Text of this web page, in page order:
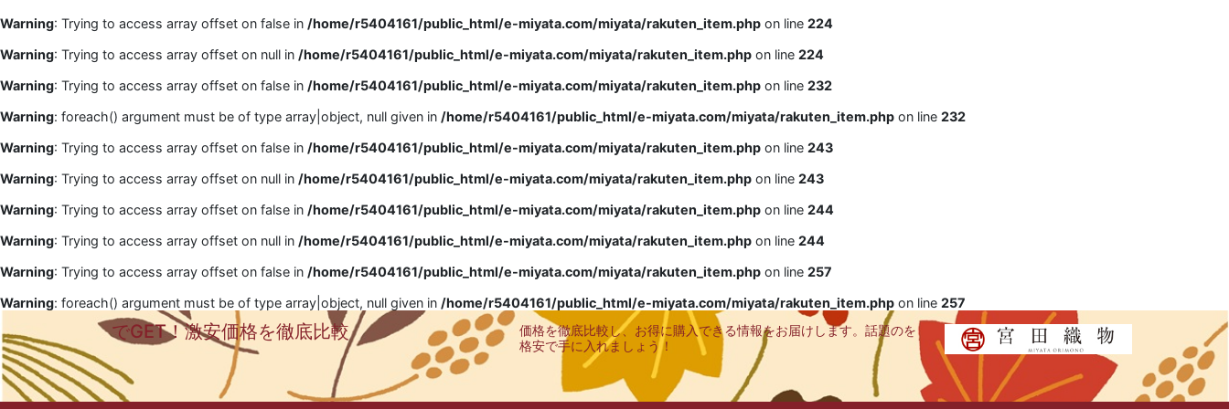
Warning: Trying to access array offset on false in /home/r5404161/public_html/e-miyata.com/miyata/rakuten_item.php on line 224
Warning: Trying to access array offset on null in /home/r5404161/public_html/e-miyata.com/miyata/rakuten_item.php on line 224
Warning: Trying to access array offset on false in /home/r5404161/public_html/e-miyata.com/miyata/rakuten_item.php on line 232
Warning: foreach() argument must be of type array|object, null given in /home/r5404161/public_html/e-miyata.com/miyata/rakuten_item.php on line 232
Warning: Trying to access array offset on false in /home/r5404161/public_html/e-miyata.com/miyata/rakuten_item.php on line 243
Warning: Trying to access array offset on null in /home/r5404161/public_html/e-miyata.com/miyata/rakuten_item.php on line 243
Warning: Trying to access array offset on false in /home/r5404161/public_html/e-miyata.com/miyata/rakuten_item.php on line 244
Warning: Trying to access array offset on null in /home/r5404161/public_html/e-miyata.com/miyata/rakuten_item.php on line 244
Warning: Trying to access array offset on false in /home/r5404161/public_html/e-miyata.com/miyata/rakuten_item.php on line 257
Warning: foreach() argument must be of type array|object, null given in /home/r5404161/public_html/e-miyata.com/miyata/rakuten_item.php on line 257
でGET！激安価格を徹底比較
価格を徹底比較し、お得に購入できる情報をお届けします。話題のを
格安で手に入れましょう！